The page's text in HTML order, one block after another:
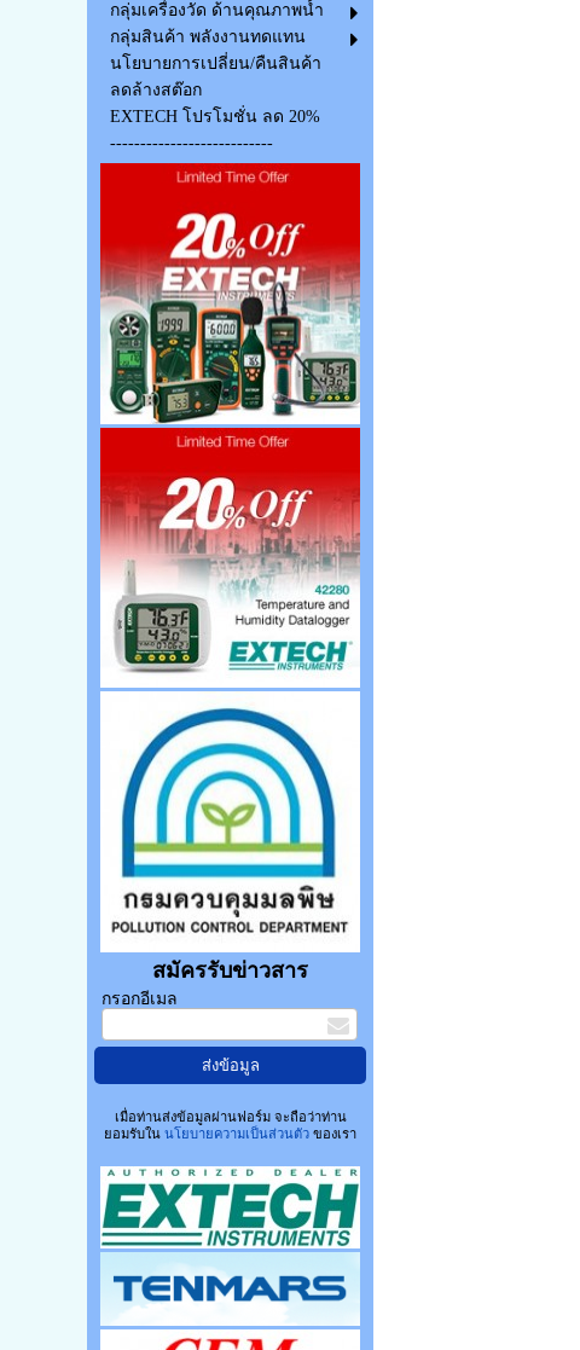
กลุ่มเครื่องวัด ด้านคุณภาพน้ำ
กลุ่มสินค้า พลังงานทดแทน
นโยบายการเปลี่ยน/คืนสินค้า
ลดล้างสต๊อก
EXTECH โปรโมชั่น ลด 20%
---------------------------
สมัครรับข่าวสาร
กรอกอีเมล
เมื่อท่านส่งข้อมูลผ่านฟอร์ม จะถือว่าท่าน
ยอมรับใน นโยบายความเป็นส่วนตัวของเรา